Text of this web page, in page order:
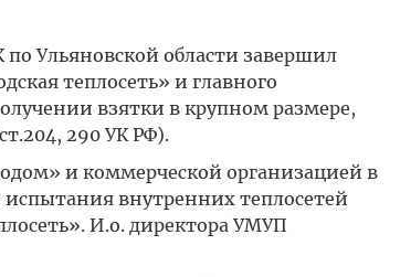
Ульяновской области завершил
теплосеть» и главного
взятки в крупном размере,
290 УК РФ).
и коммерческой организацией в
внутренних теплосетей
И.о. директора УМУП